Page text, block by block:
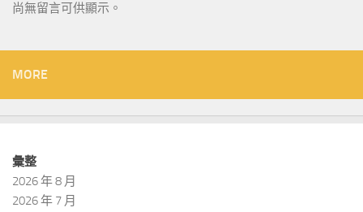
尚無留言可供顯示。
MORE
彙整
2026 年 8 月
2026 年 7 月